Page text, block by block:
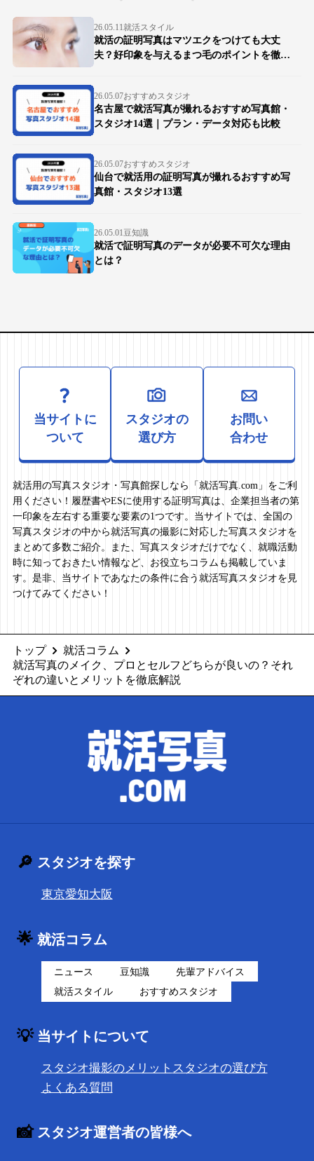
26.05.11就活スタイル
就活の証明写真はマツエクをつけても大丈
夫？好印象を与えるまつ毛のポイントを徹底
26.05.07おすすめスタジオ
名古屋で就活写真が撮れるおすすめ写真館・
スタジオ14選｜プラン・データ対応も比較
26.05.07おすすめスタジオ
仙台で就活用の証明写真が撮れるおすすめ写
真館・スタジオ13選
26.05.01豆知識
就活で証明写真のデータが必要不可欠な理由
とは？
当サイトに
ついて
スタジオの
選び方
お問い
合わせ
就活用の写真スタジオ・写真館探しなら「就活写真.com」をご利
用ください！履歴書やESに使用する証明写真は、企業担当者の第
一印象を左右する重要な要素の1つです。当サイトでは、全国の
写真スタジオの中から就活写真の撮影に対応した写真スタジオを
まとめて多数ご紹介。また、写真スタジオだけでなく、就職活動
時に知っておきたい情報など、お役立ちコラムも掲載していま
す。是非、当サイトであなたの条件に合う就活写真スタジオを見
つけてみてください！
トップ
就活コラム
就活写真のメイク、プロとセルフどちらが良いの？それ
ぞれの違いとメリットを徹底解説
🔎 スタジオを探す
東京愛知大阪
🌟 就活コラム
ニュース 豆知識
先輩アドバイス
就活スタイル
おすすめスタジオ
💡 当サイトについて
スタジオ撮影のメリット スタジオの選び方
よくある質問
📸 スタジオ運営者の皆様へ